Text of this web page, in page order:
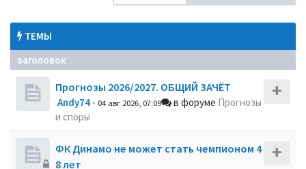
ТЕМЫ
заголовок
Прогнозы 2026/2027. ОБЩИЙ ЗАЧЁТ
Andy74 - 04 авг 2026, 07:09 в форуме Прогнозы
и споры
ФК Динамо не может стать чемпионом 4
8 лет